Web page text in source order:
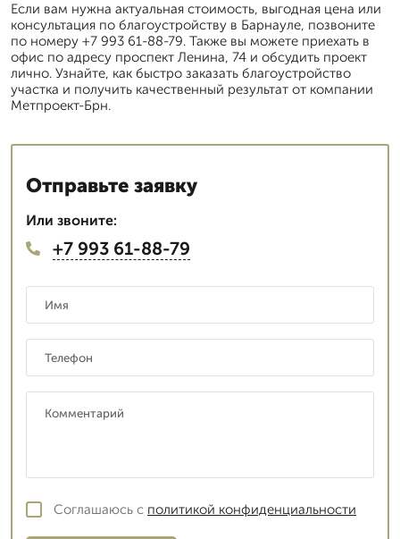
Если вам нужна актуальная стоимость, выгодная цена или
консультация по благоустройству в Барнауле, позвоните
по номеру +7 993 61-88-79. Также вы можете приехать в
офис по адресу проспект Ленина, 74 и обсудить проект
лично. Узнайте, как быстро заказать благоустройство
участка и получить качественный результат от компании
Метпроект-Брн.
Отправьте заявку
Или звоните:
+7 993 61-88-79
Соглашаюсь с политикой конфиденциальности